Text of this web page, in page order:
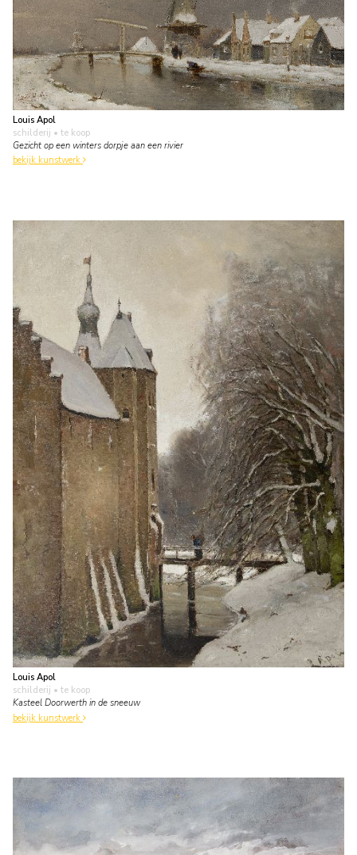
Louis Apol
schilderij • te koop
Gezicht op een winters dorpje aan een rivier
bekijk kunstwerk
Louis Apol
schilderij • te koop
Kasteel Doorwerth in de sneeuw
bekijk kunstwerk